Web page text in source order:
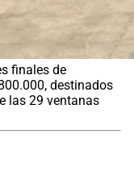
finales de
destinados
las 29 ventanas